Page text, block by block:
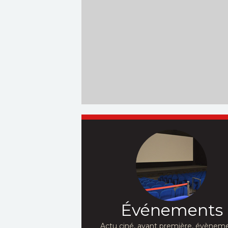
Événements
Actu ciné, avant première,